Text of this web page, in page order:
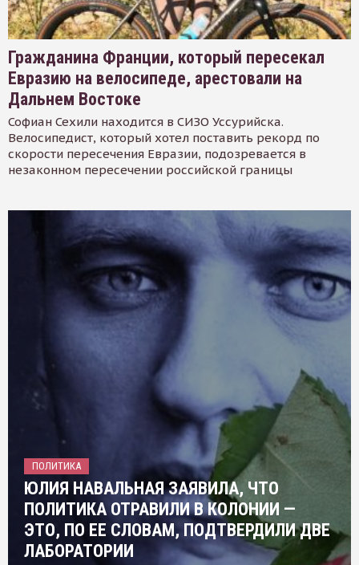
Гражданина Франции, который пересекал
Евразию на велосипеде, арестовали на
Дальнем Востоке
Софиан Сехили находится в СИЗО Уссурийска.
Велосипедист, который хотел поставить рекорд по
скорости пересечения Евразии, подозревается в
незаконном пересечении российской границы
ПОЛИТИКА
ЮЛИЯ НАВАЛЬНАЯ ЗАЯВИЛА, ЧТО
ПОЛИТИКА ОТРАВИЛИ В КОЛОНИИ —
ЭТО, ПО ЕЕ СЛОВАМ, ПОДТВЕРДИЛИ ДВЕ
ЛАБОРАТОРИИ